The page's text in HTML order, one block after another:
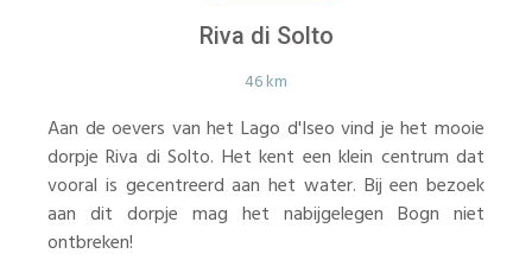
Riva di Solto
46 km
Aan de oevers van het Lago d'Iseo vind je het mooie
dorpje Riva di Solto. Het kent een klein centrum dat
vooral is gecentreerd aan het water. Bij een bezoek
aan dit dorpje mag het nabijgelegen Bogn niet
ontbreken!